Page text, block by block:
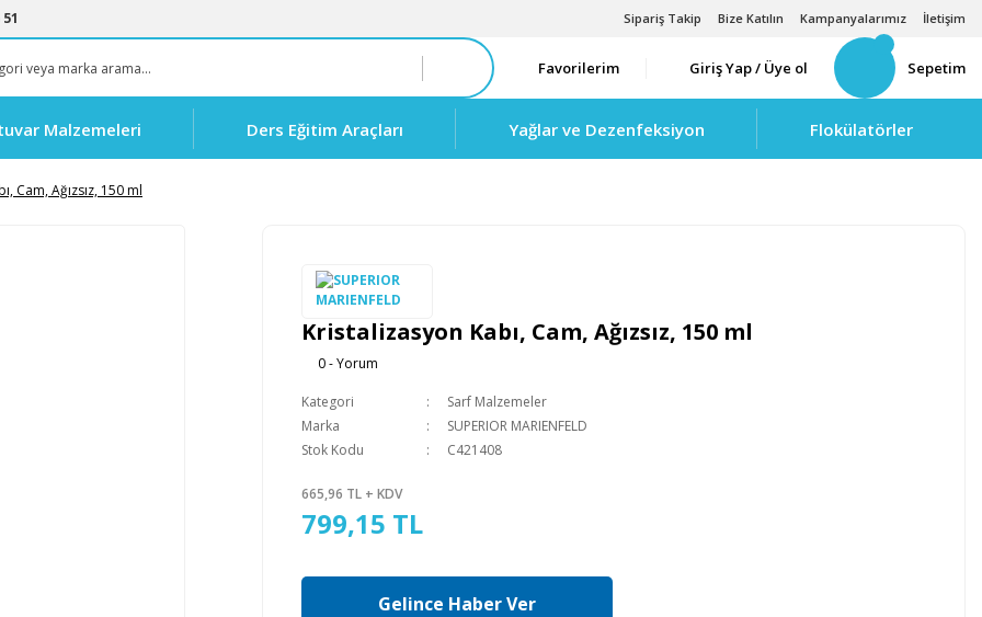
Sipariş Takip Bize Katılın Kampanyalarımız İletişim
Favorilerim Giriş Yap / Üye ol Sepetim
Malzemeleri Ders Eğitim Araçları Yağlar ve Dezenfeksiyon Flokülatörler
Cam, Ağızsız, 150 ml
Kristalizasyon Kabı, Cam, Ağızsız, 150 ml
0 - Yorum
Kategori
Sarf Malzemeler
Marka
SUPERIOR MARIENFELD
Stok Kodu
C421408
665,96 TL + KDV
799,15 TL
Gelince Haber Ver